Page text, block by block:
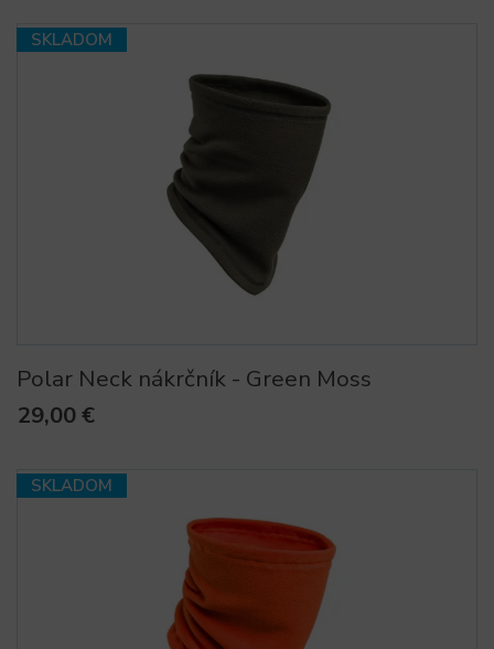
SKLADOM
Polar Neck nákrčník - Green Moss
29,00 €
SKLADOM